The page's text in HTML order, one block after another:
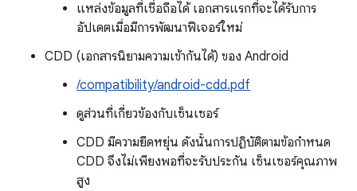
แหล่งข้อมูลที่เชื่อถือได้ เอกสารแรกที่จะได้รับการ
อัปเดตเมื่อมีการพัฒนาฟีเจอร์ใหม่
CDD (เอกสารนิยามความเข้ากันได้) ของ Android
/compatibility/android-cdd.pdf
ดูส่วนที่เกี่ยวข้องกับเซ็นเซอร์
CDD มีความยืดหยุ่น ดังนั้นการปฏิบัติตามข้อกำหนด
CDD จึงไม่เพียงพอที่จะรับประกัน เซ็นเซอร์คุณภาพ
สูง